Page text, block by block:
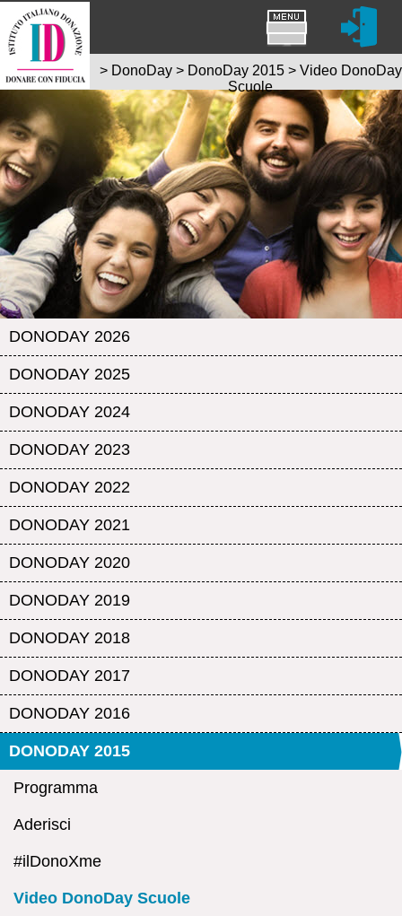
DONODAY 2026
DONODAY 2025
DONODAY 2024
DONODAY 2023
DONODAY 2022
DONODAY 2021
DONODAY 2020
DONODAY 2019
DONODAY 2018
DONODAY 2017
DONODAY 2016
DONODAY 2015
Programma
Aderisci
#ilDonoXme
Video DonoDay Scuole
> DonoDay > DonoDay 2015 > Video DonoDay
Scuole